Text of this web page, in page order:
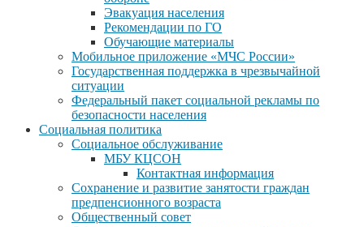
Эвакуация населения
Рекомендации по ГО
Обучающие материалы
Мобильное приложение «МЧС России»
Государственная поддержка в чрезвычайной
ситуации
Федеральный пакет социальной рекламы по
безопасности населения
Социальная политика
Социальное обслуживание
МБУ КЦСОН
Контактная информация
Сохранение и развитие занятости граждан
предпенсионного возраста
Общественный совет